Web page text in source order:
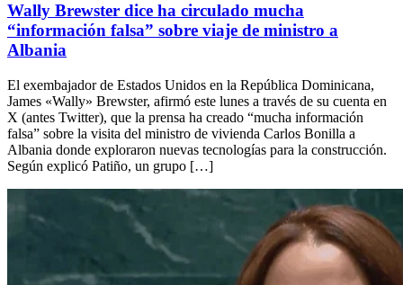
Wally Brewster dice ha circulado mucha
“información falsa” sobre viaje de ministro a
Albania
El exembajador de Estados Unidos en la República Dominicana,
James «Wally» Brewster, afirmó este lunes a través de su cuenta en
X (antes Twitter), que la prensa ha creado “mucha información
falsa” sobre la visita del ministro de vivienda Carlos Bonilla a
Albania donde exploraron nuevas tecnologías para la construcción.
Según explicó Patiño, un grupo […]